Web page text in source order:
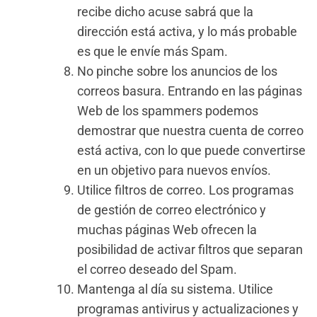
recibe dicho acuse sabrá que la
dirección está activa, y lo más probable
es que le envíe más Spam.
No pinche sobre los anuncios de los
correos basura. Entrando en las páginas
Web de los spammers podemos
demostrar que nuestra cuenta de correo
está activa, con lo que puede convertirse
en un objetivo para nuevos envíos.
Utilice filtros de correo. Los programas
de gestión de correo electrónico y
muchas páginas Web ofrecen la
posibilidad de activar filtros que separan
el correo deseado del Spam.
Mantenga al día su sistema. Utilice
programas antivirus y actualizaciones y